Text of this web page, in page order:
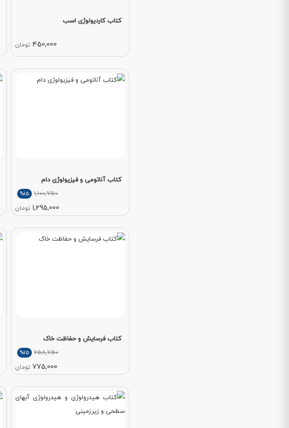
کتاب کاردیولوژی اسب
450,000 تومان
کتاب آناتومی و فیزیولوژی دام
1,100,750
%15
1,295,000 تومان
کتاب فرسایش و حفاظت خاک
658,750
%15
775,000 تومان